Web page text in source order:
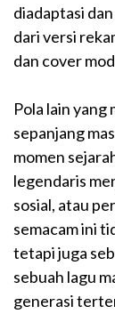
diadaptasi
dari versi
dan cover
Pola lain yang
sepanjang
momen
legendaris
sosial, atau
semacam ini
tetapi juga
sebuah lagu
generasi